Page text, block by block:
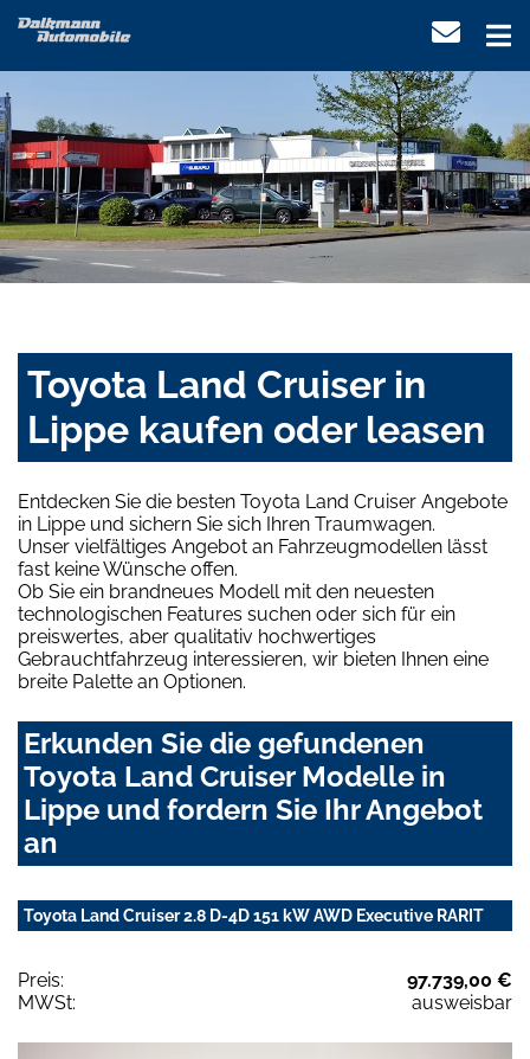
Toyota Land Cruiser in
Lippe kaufen oder leasen
Entdecken Sie die besten Toyota Land Cruiser Angebote
in Lippe und sichern Sie sich Ihren Traumwagen.
Unser vielfältiges Angebot an Fahrzeugmodellen lässt
fast keine Wünsche offen.
Ob Sie ein brandneues Modell mit den neuesten
technologischen Features suchen oder sich für ein
preiswertes, aber qualitativ hochwertiges
Gebrauchtfahrzeug interessieren, wir bieten Ihnen eine
breite Palette an Optionen.
Erkunden Sie die gefundenen
Toyota Land Cruiser Modelle in
Lippe und fordern Sie Ihr Angebot
an
Toyota Land Cruiser 2.8 D-4D 151 kW AWD Executive RARIT
Preis:
97.739,00 €
MWSt:
ausweisbar